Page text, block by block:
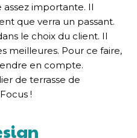
importante. Il
que verra un passant.
le choix du client. Il
meilleures. Pour ce faire,
en compte.
de terrasse de
!